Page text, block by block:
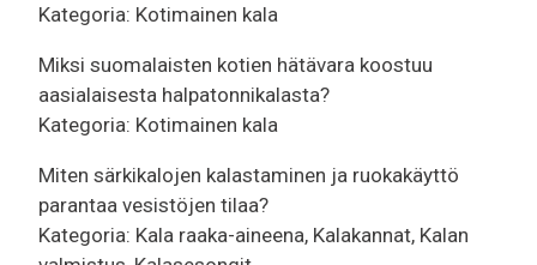
Kategoria: Kotimainen kala
Miksi suomalaisten kotien hätävara koostuu
aasialaisesta halpatonnikalasta?
Kategoria: Kotimainen kala
Miten särkikalojen kalastaminen ja ruokakäyttö
parantaa vesistöjen tilaa?
Kategoria: Kala raaka-aineena, Kalakannat, Kalan